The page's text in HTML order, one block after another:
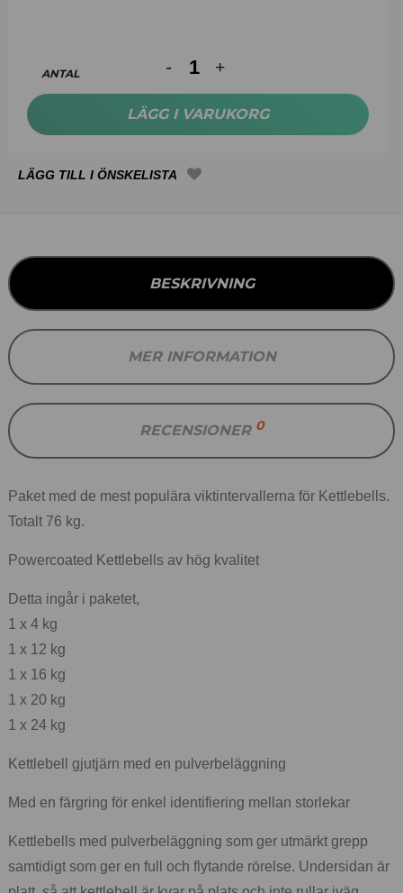
ANTAL
LÄGG I VARUKORG
BESKRIVNING
MER INFORMATION
RECENSIONER 0
Paket med de mest populära viktintervallerna för Kettlebells.
Totalt 76 kg.
Powercoated Kettlebells av hög kvalitet
Detta ingår i paketet,
1 x 4 kg
1 x 12 kg
1 x 16 kg
1 x 20 kg
1 x 24 kg
Kettlebell gjutjärn med en pulverbeläggning
Med en färgring för enkel identifiering mellan storlekar
Kettlebells med pulverbeläggning som ger utmärkt grepp
samtidigt som ger en full och flytande rörelse. Undersidan är